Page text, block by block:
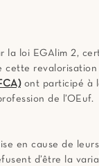
la loi EGAlim 2,
revalorisation
ont participé à
de l’OEuf.
en cause de
d’être la